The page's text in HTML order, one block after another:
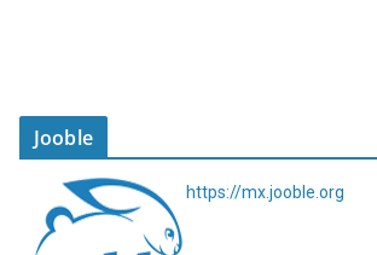
Jooble
https://mx.jooble.org